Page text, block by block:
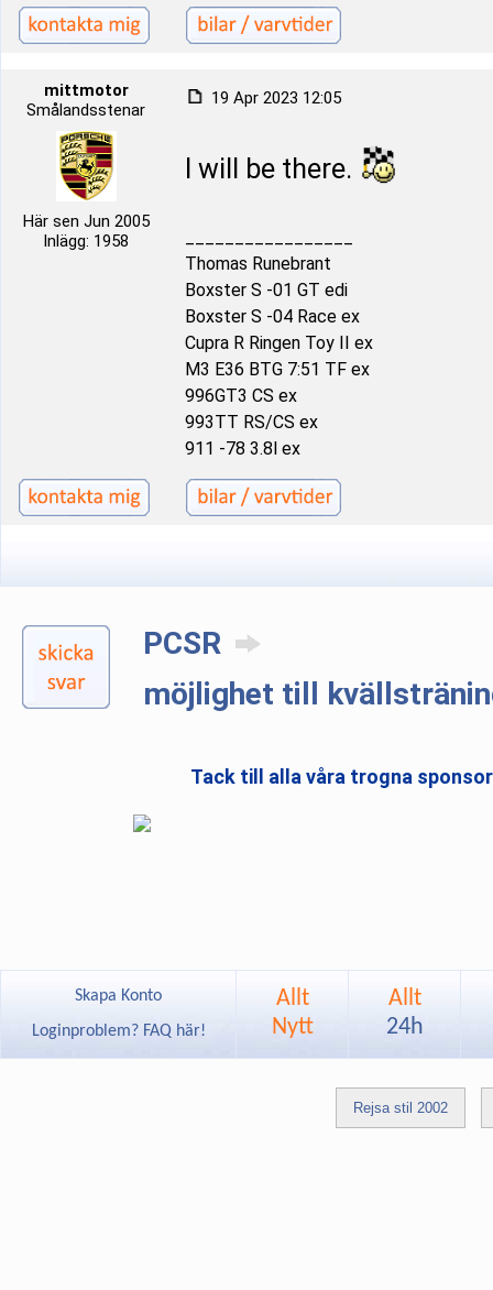
mittmotor
Smålandsstenar
Här sen Jun 2005
Inlägg: 1958
19 Apr 2023 12:05
I will be there.
Thomas Runebrant
Boxster S -01 GT edi
Boxster S -04 Race ex
Cupra R Ringen Toy II ex
M3 E36 BTG 7:51 TF ex
996GT3 CS ex
993TT RS/CS ex
911 -78 3.8l ex
PCSR
möjlighet till
Tack till alla våra trogna
Skapa Konto
Loginproblem? FAQ här!
Allt
Nytt
Allt
24h
Rejsa stil 2002